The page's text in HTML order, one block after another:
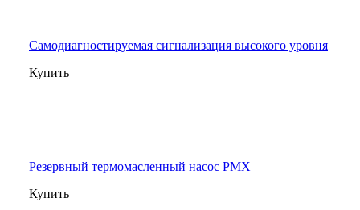
Самодиагностируемая сигнализация высокого уровня
Купить
Резервный термомасленный насос PMX
Купить